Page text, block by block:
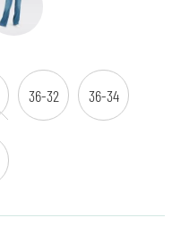
36-32 36-34